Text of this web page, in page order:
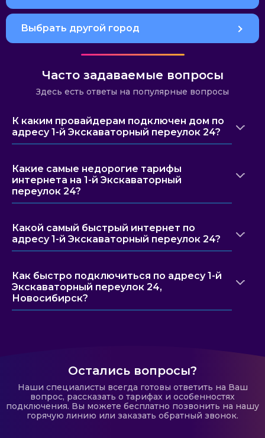
Выбрать другой город
Часто задаваемые вопросы
Здесь есть ответы на популярные вопросы
К каким провайдерам подключен дом по
адресу 1-й Экскаваторный переулок 24?
Какие самые недорогие тарифы
интернета на 1-й Экскаваторный
переулок 24?
Какой самый быстрый интернет по
адресу 1-й Экскаваторный переулок 24?
Как быстро подключиться по адресу 1-й
Экскаваторный переулок 24,
Новосибирск?
Остались вопросы?
Наши специалисты всегда готовы ответить на Ваш
вопрос, рассказать о тарифах и особенностях
подключения. Вы можете бесплатно позвонить на нашу
горячую линию или заказать обратный звонок.